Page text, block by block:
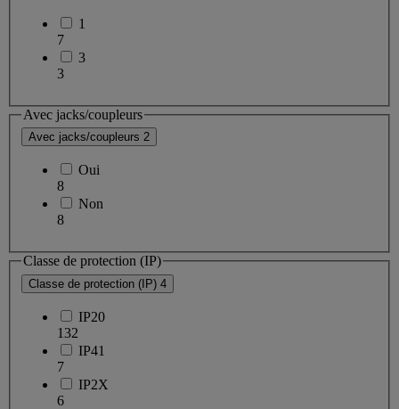
1
7
3
3
Avec jacks/coupleurs
Avec jacks/coupleurs 2
Oui
8
Non
8
Classe de protection (IP)
Classe de protection (IP) 4
IP20
132
IP41
7
IP2X
6